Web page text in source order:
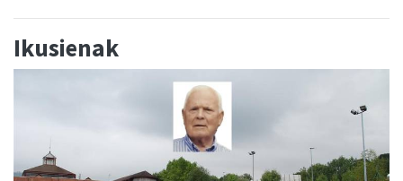
Ikusienak